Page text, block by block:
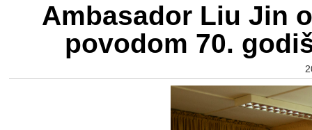
Ambasador Liu Jin
povodom 70.